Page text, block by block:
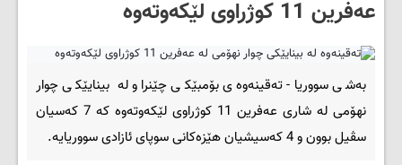
عه‌فرین 11 کوژراوی لێکه‌وته‌وه‌
به‌شی سووریا- ته‌قینه‌وه‌ی بۆمبێکی چێنراو له‌ بینایێکی چوار
نهۆمی له‌ شاری عه‌فرین 11 کوژراوی لێکه‌وته‌وه‌ که‌ 7 که‌سیان
سڤیل بوون و 4 که‌سیشیان هێزه‌کانی سوپای ئازادی سووریایه‌.